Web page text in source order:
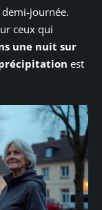
journée.
ceux qui
une nuit sur
est